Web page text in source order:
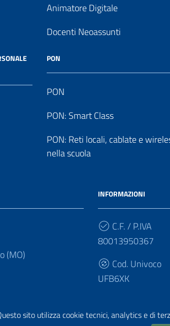
sito utilizza cookie tecnici, analytics e di
Animatore Digitale
Docenti Neoassunti
PON
PON
PON: Smart Class
PON: Reti locali, cablate e
nella scuola
(MO)
INFORMAZIONI
C.F. / P.IVA
80013950367
Cod. Univoco
UFB6XK